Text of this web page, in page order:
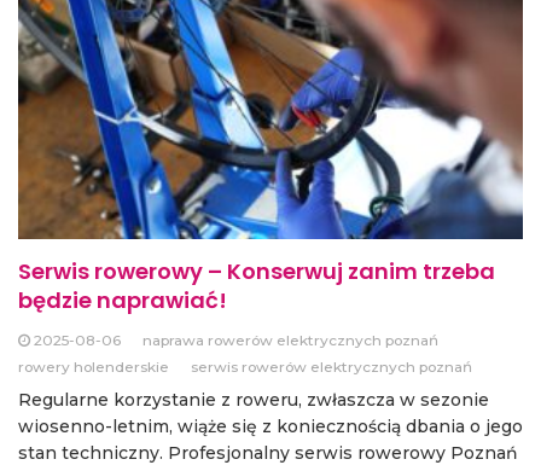
Serwis rowerowy – Konserwuj zanim trzeba
będzie naprawiać!
2025-08-06
naprawa rowerów elektrycznych poznań
rowery holenderskie
serwis rowerów elektrycznych poznań
Regularne korzystanie z roweru, zwłaszcza w sezonie
wiosenno-letnim, wiąże się z koniecznością dbania o jego
stan techniczny. Profesjonalny serwis rowerowy Poznań